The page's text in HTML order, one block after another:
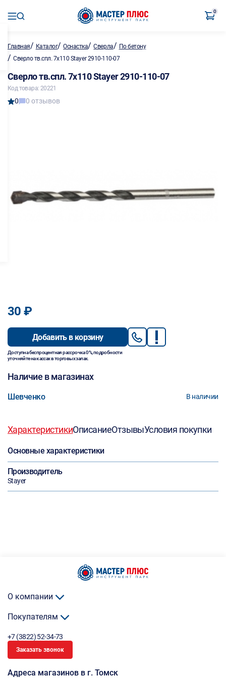
0
Главная/ Каталог/Оснастка/Сверла/ По бетону
/ Сверло тв.спл. 7х110 Stayer 2910-110-07
Сверло тв.спл. 7х110 Stayer 2910-110-07
Код товара: 20221
0 0 отзывов
30 ₽
Добавить в корзину
Доступна беспроцентная рассрочка 0%, подробности
уточняйте на кассах в торговых залах.
Наличие в магазинах
Шевченко В наличии
ХарактеристикиОписаниеОтзывыУсловия покупки
Основные характеристики
Производитель
Stayer
О компании
Покупателям
+7 (3822) 52-34-73
Заказать звонок
Адреса магазинов в г. Томск